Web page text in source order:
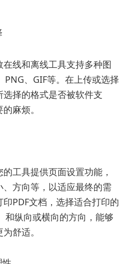
线和离线工具支持多种图
PNG、GIF等。在上传或选择
择的格式是否被软件支
麻烦。
工具提供页面设置功能，
方向等，以适应最终的需
PDF文档，选择适合打印的
和纵向或横向的方向，能够
舒适。